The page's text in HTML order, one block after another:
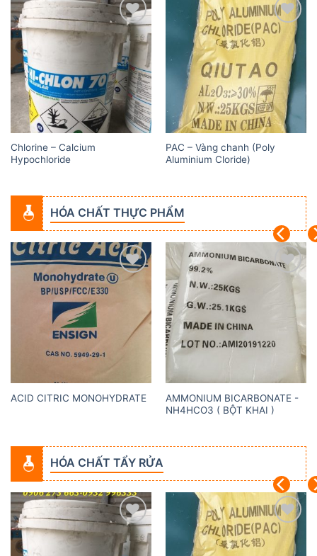
Add to
wishlist
Chlorine – Calcium
Hypochloride
Add to
wishlist
PAC – Vàng chanh (Poly
Aluminium Cloride)
HÓA CHẤT THỰC PHẨM
Add to
ACID CITRIC MONOHYDRATE
Add to
AMMONIUM BICARBONATE -
NH4HCO3 ( BỘT KHAI )
HÓA CHẤT TẨY RỬA
Add to
wishlist
Add to
wishlist